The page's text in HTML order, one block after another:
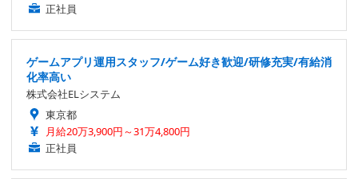
正社員
ゲームアプリ運用スタッフ/ゲーム好き歓迎/研修充実/有給消
化率高い
株式会社ELシステム
東京都
月給20万3,900円～31万4,800円
正社員